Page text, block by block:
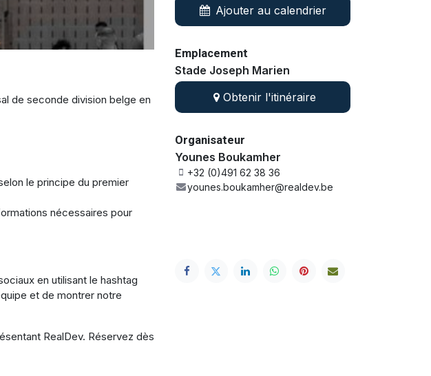
de seconde division belge en
le principe du premier
nécessaires pour
en utilisant le hashtag
et de montrer notre
RealDev. Réservez dès
Ajouter au calendrier
Emplacement
Stade Joseph Marien
Obtenir l'itinéraire
Organisateur
Younes Boukamher
+32 (0)491 62 38 36
younes.boukamher@realdev.be